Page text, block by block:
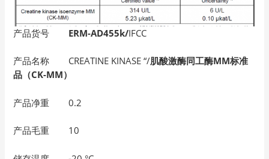
产品货号 ERM-AD455k/IFCC
产品名称 CREATINE KINASE “/肌酸激酶同工酶MM标准
品（CK-MM）
产品净重 0.2
产品毛重 10